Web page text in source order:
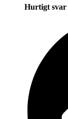
Hurtigt svar